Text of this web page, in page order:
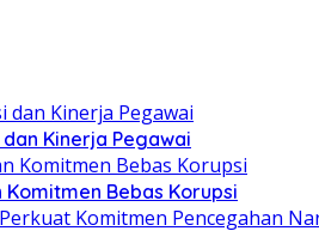
Kinerja Pegawai
Bebas Korupsi